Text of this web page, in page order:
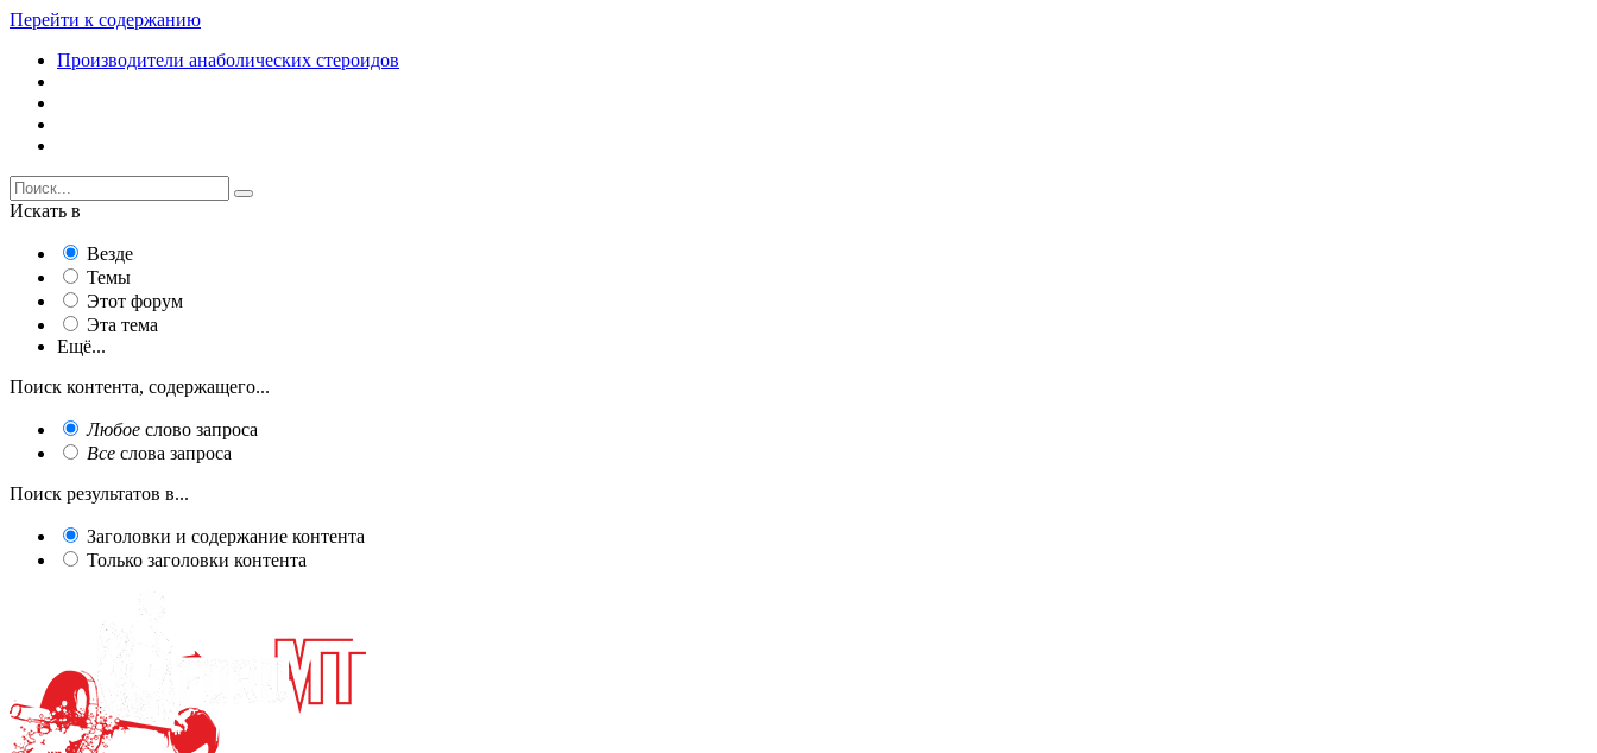
Перейти к содержанию
Производители анаболических стероидов
Искать в
Везде
Темы
Этот форум
Эта тема
Ещё...
Поиск контента, содержащего...
Любое слово запроса
Все слова запроса
Поиск результатов в...
Заголовки и содержание контента
Только заголовки контента